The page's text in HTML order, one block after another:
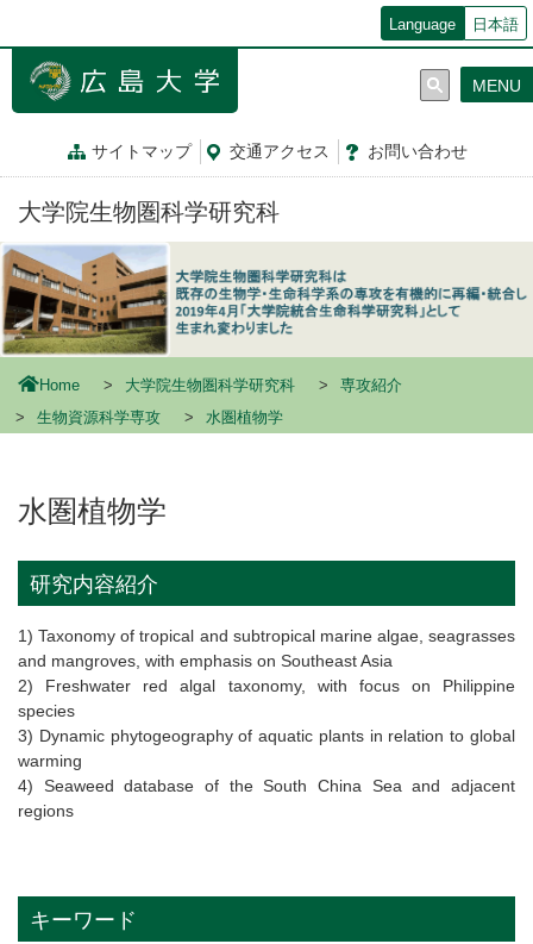
ン
動
Language 日本語
サイトマップ 交通アクセス お問い合わせ
MENU
大学院生物圏科学研究科
Home 大学院生物圏科学研究科
専攻紹介
生物資源科学専攻
水圏植物学
水圏植物学
研究内容紹介
1) Taxonomy of tropical and subtropical marine algae, seagrasses
and mangroves, with emphasis on Southeast Asia
2) Freshwater red algal taxonomy, with focus on Philippine
species
3) Dynamic phytogeography of aquatic plants in relation to global
warming
4) Seaweed database of the South China Sea and adjacent
regions
キーワード